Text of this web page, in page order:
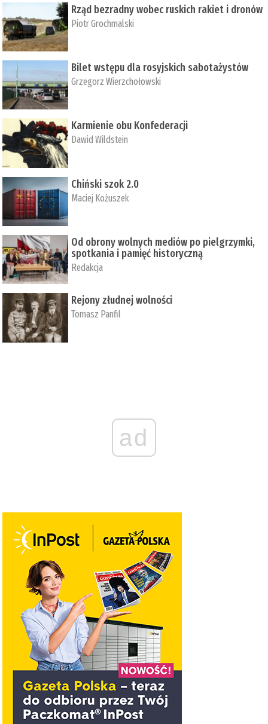
Rząd bezradny wobec ruskich rakiet i dronów
Piotr Grochmalski
Bilet wstępu dla rosyjskich sabotażystów
Grzegorz Wierzchołowski
Karmienie obu Konfederacji
Dawid Wildstein
Chiński szok 2.0
Maciej Kożuszek
Od obrony wolnych mediów po pielgrzymki,
spotkania i pamięć historyczną
Redakcja
Rejony złudnej wolności
Tomasz Panfil
ad